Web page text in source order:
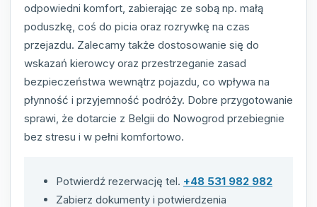
odpowiedni komfort, zabierając ze sobą np. małą
poduszkę, coś do picia oraz rozrywkę na czas
przejazdu. Zalecamy także dostosowanie się do
wskazań kierowcy oraz przestrzeganie zasad
bezpieczeństwa wewnątrz pojazdu, co wpływa na
płynność i przyjemność podróży. Dobre przygotowanie
sprawi, że dotarcie z Belgii do Nowogrod przebiegnie
bez stresu i w pełni komfortowo.
Potwierdź rezerwację tel. +48 531 982 982
Zabierz dokumenty i potwierdzenia